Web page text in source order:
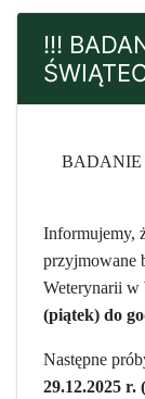
!!!
BADANIE
Informujemy,
przyjmowane
Weterynarii w
(piątek) do
Następne
29.12.2025 r.